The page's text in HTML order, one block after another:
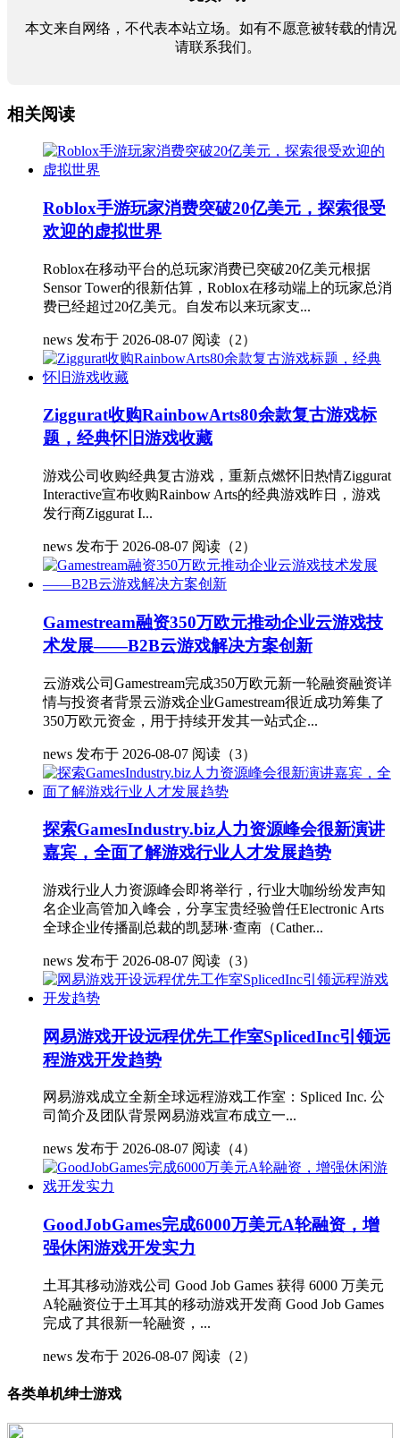
本文来自网络，不代表本站立场。如有不愿意被转载的情况
请联系我们。
相关阅读
Roblox手游玩家消费突破20亿美元，探索很受
欢迎的虚拟世界
Roblox在移动平台的总玩家消费已突破20亿美元根据
Sensor Tower的很新估算，Roblox在移动端上的玩家总消
费已经超过20亿美元。自发布以来玩家支...
news 发布于 2026-08-07 阅读（2）
Ziggurat收购RainbowArts80余款复古游戏标
题，经典怀旧游戏收藏
游戏公司收购经典复古游戏，重新点燃怀旧热情Ziggurat
Interactive宣布收购Rainbow Arts的经典游戏昨日，游戏
发行商Ziggurat I...
news 发布于 2026-08-07 阅读（2）
Gamestream融资350万欧元推动企业云游戏技
术发展——B2B云游戏解决方案创新
云游戏公司Gamestream完成350万欧元新一轮融资融资详
情与投资者背景云游戏企业Gamestream很近成功筹集了
350万欧元资金，用于持续开发其一站式企...
news 发布于 2026-08-07 阅读（3）
探索GamesIndustry.biz人力资源峰会很新演讲
嘉宾，全面了解游戏行业人才发展趋势
游戏行业人力资源峰会即将举行，行业大咖纷纷发声知
名企业高管加入峰会，分享宝贵经验曾任Electronic Arts
全球企业传播副总裁的凯瑟琳·查南（Cather...
news 发布于 2026-08-07 阅读（3）
网易游戏开设远程优先工作室SplicedInc引领远
程游戏开发趋势
网易游戏成立全新全球远程游戏工作室：Spliced Inc. 公
司简介及团队背景网易游戏宣布成立一...
news 发布于 2026-08-07 阅读（4）
GoodJobGames完成6000万美元A轮融资，增
强休闲游戏开发实力
土耳其移动游戏公司 Good Job Games 获得 6000 万美元
A轮融资位于土耳其的移动游戏开发商 Good Job Games
完成了其很新一轮融资，...
news 发布于 2026-08-07 阅读（2）
各类单机绅士游戏